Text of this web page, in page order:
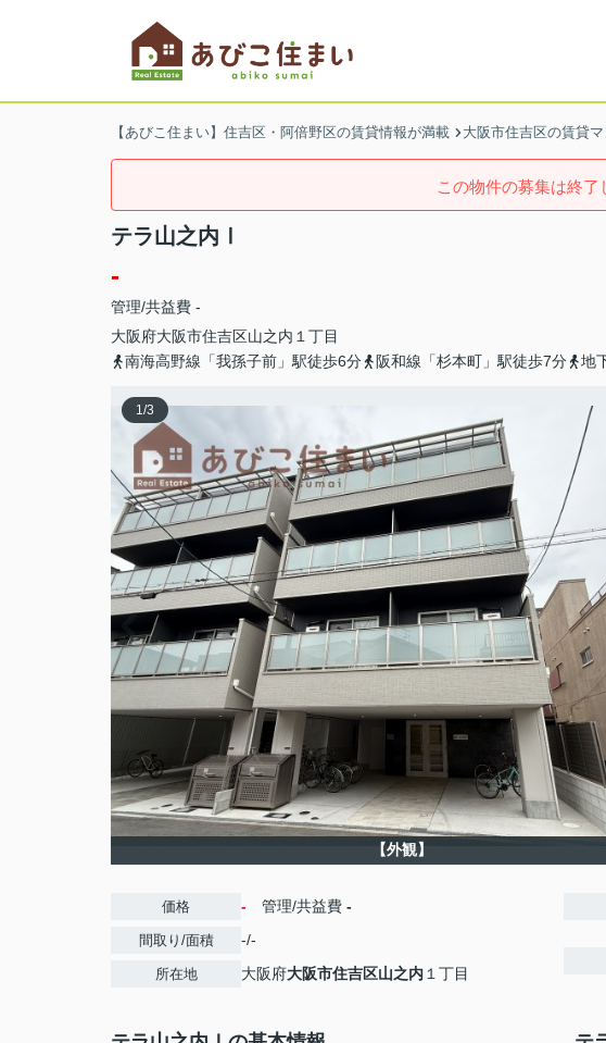
【あびこ住まい】住吉区・阿倍野区の賃貸情報が満載 大阪市住吉区の賃貸
この物件の募集は終了
テラ山之内Ⅰ
-
管理/共益費 -
大阪府大阪市住吉区山之内 １丁目
南海高野線「我孫子前」駅徒歩6分
阪和線「杉本町」駅徒歩7分 地
1/3
【外観】
価格 - 管理/共益費 -
間取り/面積 -/-
所在地 大阪府大阪市住吉区山之内 １丁目